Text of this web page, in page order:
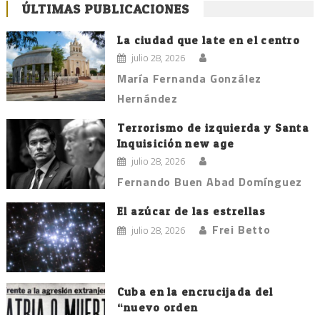
ÚLTIMAS PUBLICACIONES
La ciudad que late en el centro
julio 28, 2026
María Fernanda González
Hernández
Terrorismo de izquierda y Santa
Inquisición new age
julio 28, 2026
Fernando Buen Abad Domínguez
El azúcar de las estrellas
julio 28, 2026 Frei Betto
Cuba en la encrucijada del
“nuevo orden